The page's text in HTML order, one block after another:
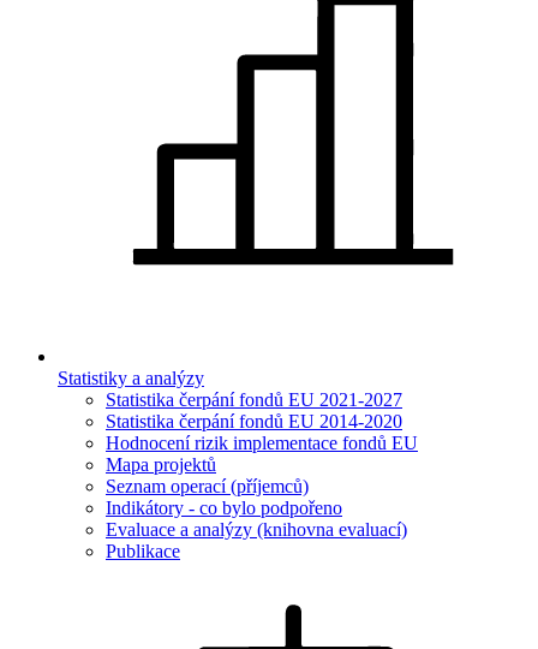
Statistiky a analýzy
Statistika čerpání fondů EU 2021-2027
Statistika čerpání fondů EU 2014-2020
Hodnocení rizik implementace fondů EU
Mapa projektů
Seznam operací (příjemců)
Indikátory - co bylo podpořeno
Evaluace a analýzy (knihovna evaluací)
Publikace